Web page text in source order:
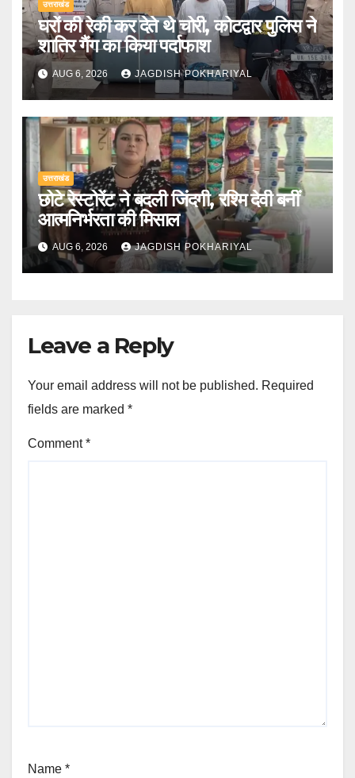
उत्तराखंड
घरों की रेकी कर देते थे चोरी, कोटद्वार पुलिस ने
शातिर गैंग का किया पर्दाफाश
AUG 6, 2026 JAGDISH POKHARIYAL
उत्तराखंड
छोटे रेस्टोरेंट ने बदली जिंदगी, रश्मि देवी बनीं
आत्मनिर्भरता की मिसाल
AUG 6, 2026 JAGDISH POKHARIYAL
Leave a Reply
Your email address will not be published. Required
fields are marked *
Comment*
Name *